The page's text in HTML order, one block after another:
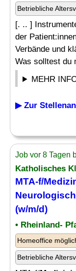
Betriebliche
[. .. ]
der
Verbände und
Was solltest du
MEHR
▶ Zur
Job vor 8 Tagen
Katholisches
MTA-f/
(w/m/d)
• Rheinland-
Homeoffice
Betriebliche